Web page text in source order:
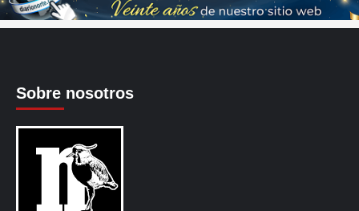
Sobre nosotros